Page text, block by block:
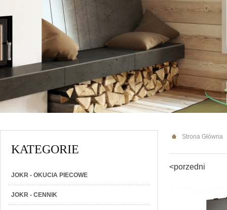
KATEGORIE
JOKR - OKUCIA PIECOWE
JOKR - CENNIK
Strona Główna
<porzedni